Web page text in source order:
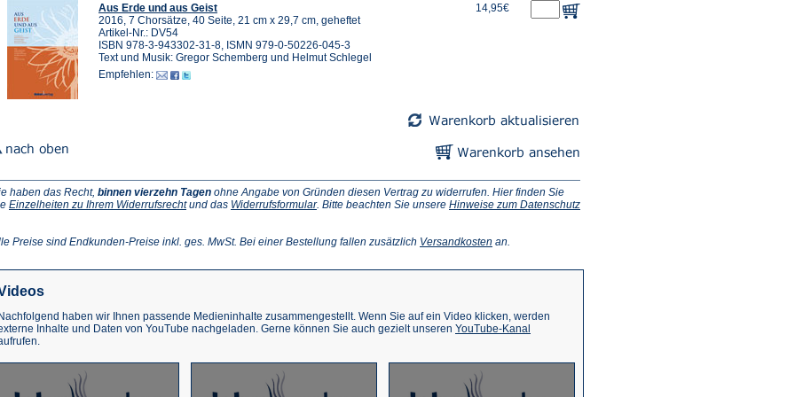
Aus Erde und aus Geist
2016, 7 Chorsätze, 40 Seite, 21 cm x 29,7 cm, geheftet
Artikel-Nr.: DV54
ISBN 978-3-943302-31-8, ISMN 979-0-50226-045-3
Text und Musik: Gregor Schemberg und Helmut Schlegel
Empfehlen:
14,95€
haben das Recht, binnen vierzehn Tagen ohne Angabe von Gründen diesen Vertrag zu widerrufen. Hier finden Sie
Einzelheiten zu Ihrem Widerrufsrecht(Öffnet
neuen
und das Widerrufsformular(Öffnet
neuen
. Bitte beachten Sie unsere Hinweise zum Datenschutz
Preise sind Endkunden-Preise inkl. ges. MwSt. Bei einer Bestellung fallen zusätzlich Versandkosten (Öffnet
an.
Nachfolgend haben wir Ihnen passende Medieninhalte zusammengestellt. Wenn Sie auf ein Video klicken, werden
Inhalte und Daten von YouTube nachgeladen. Gerne können Sie auch gezielt unseren YouTube-Kanal
neuen